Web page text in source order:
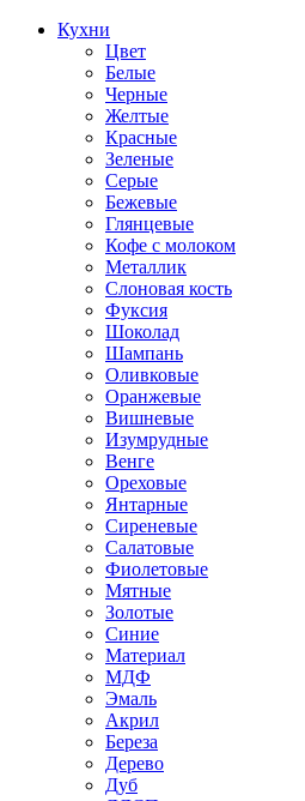
Кухни
Цвет
Белые
Черные
Желтые
Красные
Зеленые
Серые
Бежевые
Глянцевые
Кофе с молоком
Металлик
Слоновая кость
Фуксия
Шоколад
Шампань
Оливковые
Оранжевые
Вишневые
Изумрудные
Венге
Ореховые
Янтарные
Сиреневые
Салатовые
Фиолетовые
Мятные
Золотые
Синие
Материал
МДФ
Эмаль
Акрил
Береза
Дерево
Дуб